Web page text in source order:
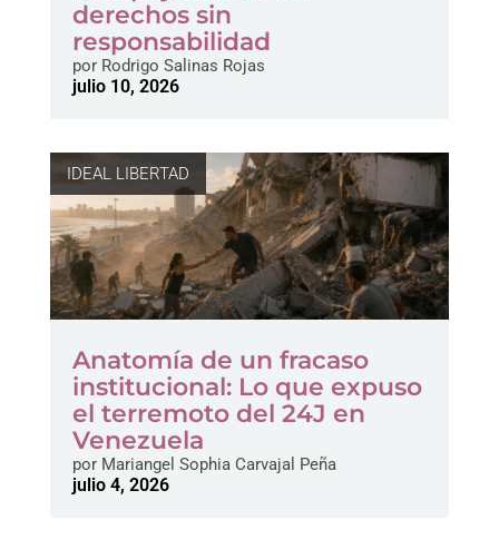
derechos sin
responsabilidad
porRodrigo Salinas Rojas
julio 10, 2026
IDEAL LIBERTAD
Anatomía de un fracaso
institucional: Lo que expuso
el terremoto del 24J en
Venezuela
porMariangel Sophia Carvajal Peña
julio 4, 2026